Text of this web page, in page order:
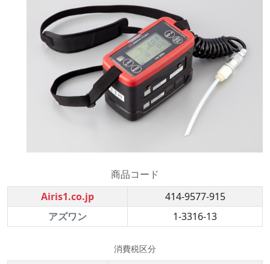
商品コード
Airis1.co.jp
414-9577-915
アズワン
1-3316-13
消費税区分